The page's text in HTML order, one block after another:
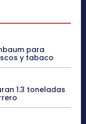
para
y tabaco
1.3 toneladas